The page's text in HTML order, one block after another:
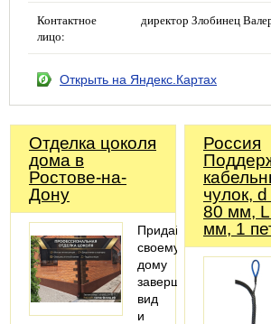
Контактное
лицо:
директор Злобинец
Открыть на Яндекс.Картах
Отделка цоколя
дома в
Ростове-на-
Дону
Придайте
своему
дому
завершенный
вид
и
Россия
чулок,
80 мм,
мм, 1